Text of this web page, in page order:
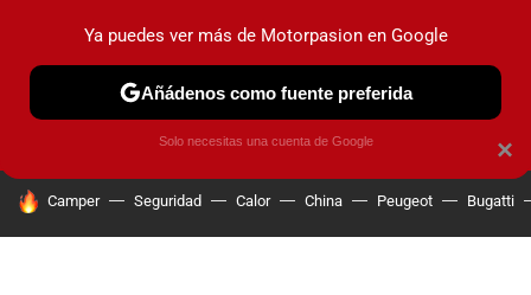
PRUEBAS COCHES ELÉCTRICOS OBSERVATORIO
HOY SE HABLA DE
Camper Seguridad Calor China Peugeot Bugatti
×
Ya puedes ver más de Motorpasion en Google
Añádenos como fuente preferida
Solo necesitas una cuenta de Google